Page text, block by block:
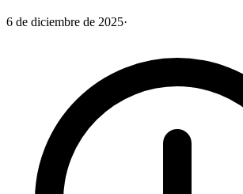
6 de diciembre de 2025·